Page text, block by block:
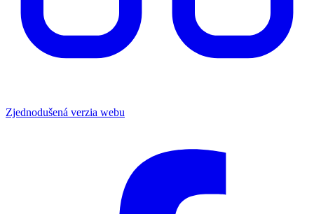
Zjednodušená verzia webu